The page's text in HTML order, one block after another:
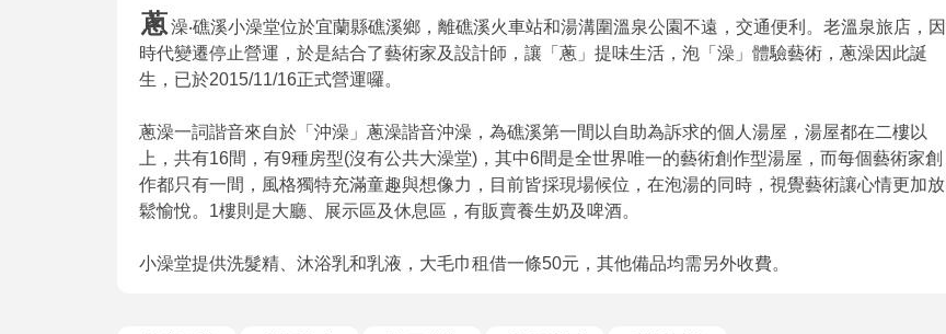
蔥澡‧礁溪小澡堂位於宜蘭縣礁溪鄉，離礁溪火車站和湯溝圍溫泉公園不遠，交通便利。老溫泉旅店，因
時代變遷停止營運，於是結合了藝術家及設計師，讓「蔥」提味生活，泡「澡」體驗藝術，蔥澡因此誕
生，已於2015/11/16正式營運囉。
蔥澡一詞諧音來自於「沖澡」蔥澡諧音沖澡，為礁溪第一間以自助為訴求的個人湯屋，湯屋都在二樓以
上，共有16間，有9種房型(沒有公共大澡堂)，其中6間是全世界唯一的藝術創作型湯屋，而每個藝術家創
作都只有一間，風格獨特充滿童趣與想像力，目前皆採現場候位，在泡湯的同時，視覺藝術讓心情更加放
鬆愉悅。1樓則是大廳、展示區及休息區，有販賣養生奶及啤酒。
小澡堂提供洗髮精、沐浴乳和乳液，大毛巾租借一條50元，其他備品均需另外收費。